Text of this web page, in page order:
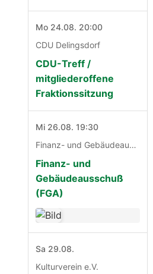
Mo 24.08. 20:00
CDU Delingsdorf
CDU-Treff /
mitgliederoffene
Fraktionssitzung
Mi 26.08. 19:30
Finanz- und Gebäudeausschuß
Finanz- und
Gebäudeausschuß
(FGA)
Sa 29.08.
Kulturverein e.V.